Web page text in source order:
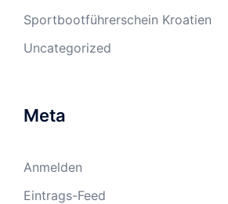
Sportbootführerschein Kroatien
Uncategorized
Meta
Anmelden
Eintrags-Feed